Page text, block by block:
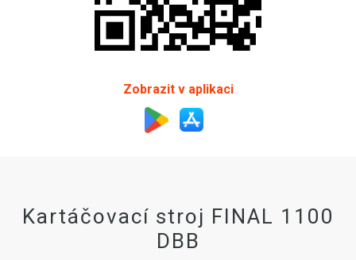
Zobrazit v aplikaci
Kartáčovací stroj FINAL 1100
DBB